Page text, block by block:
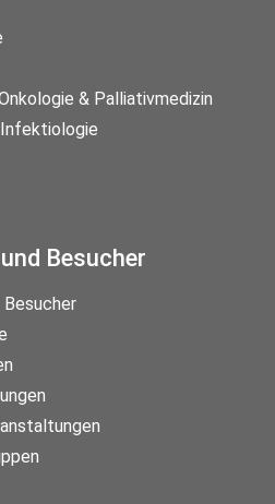
& Palliativmedizin
Besucher